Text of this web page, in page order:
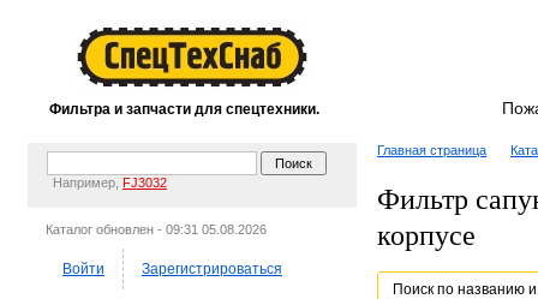
Фильтра и запчасти для спецтехники.
Например, FJ3032
Каталог обновлен - 09:31 05.08.2026
Войти Зарегистрироваться
Главная страница
Фильтр
корпусе
Поиск по названию